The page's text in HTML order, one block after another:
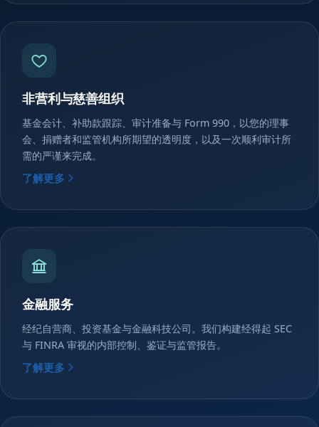
非营利与慈善组织
基金会计、补助款跟踪、审计准备与 Form 990，以您的理事
会、捐赠者和监管机构所期望的透明度，以及一次顺利审计所
需的严谨来完成。
了解更多
金融服务
经纪自营商、投资基金与金融科技公司。我们构建经得起 SEC
与 FINRA 审视的内部控制、鉴证与监管报告。
了解更多